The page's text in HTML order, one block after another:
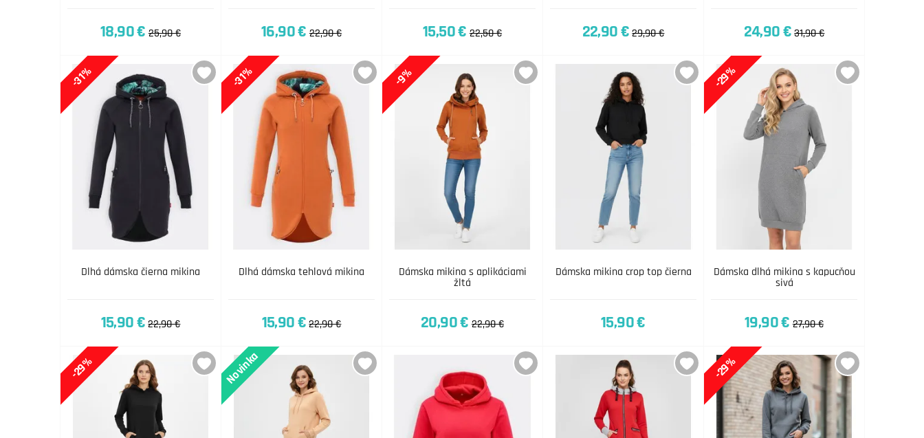
18,90 € 25,90 € 16,90 € 22,90 € 15,50 € 22,50 € 22,90 € 29,90 € 24,90 € 31,90 €
Dlhá dámska čierna mikina
-31%
15,90 € 22,90 €
Dlhá dámska tehlová mikina
-31%
15,90 € 22,90 €
Dámska mikina s aplikáciami
žltá
-9%
20,90 € 22,90 €
Dámska mikina crop top čierna
15,90 €
Dámska dlhá mikina s kapucňou
sivá
-29%
19,90 € 27,90 €
-29% Novinka -29%